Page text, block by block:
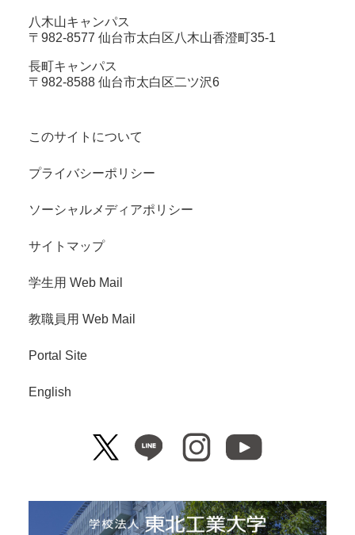
八木山キャンパス
〒982-8577 仙台市太白区八木山香澄町35-1
長町キャンパス
〒982-8588 仙台市太白区二ツ沢6
このサイトについて
プライバシーポリシー
ソーシャルメディアポリシー
サイトマップ
学生用 Web Mail
教職員用 Web Mail
Portal Site
English